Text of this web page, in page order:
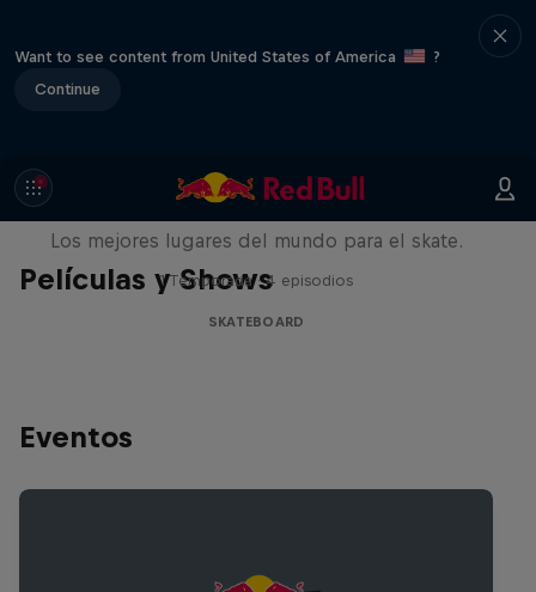
Want to see content from United States of America
?
Continue
Películas y Shows
Skate Escape
Los mejores lugares del mundo para el skate.
1 Temporada · 4 episodios
SKATEBOARD
Eventos